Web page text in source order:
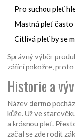
Pro suchou pleť
Mastná pleť často
Citlivá pleť by se
Správný výběr
zářící pokožce,
Historie a
Název dermo
kůže. Už ve
a krásnou pleť.
začal se zde rodit